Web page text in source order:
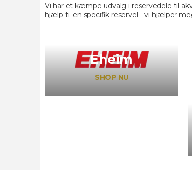
Vi har et kæmpe udvalg i reservedele til
hjælp til en specifik reservel - vi hjælper
Eheim
SHOP NU